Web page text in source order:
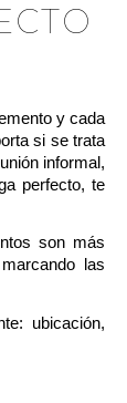
y cada
si se trata
informal,
perfecto, te
son más
las
ubicación,